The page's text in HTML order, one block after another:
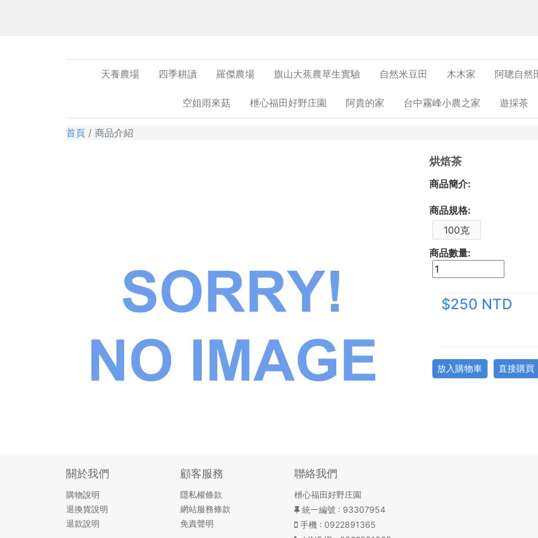
天養農場 四季耕讀 羅傑農場 旗山大蕉農草生實驗 自然米豆田 木木家 阿聰自然
空姐雨來菇 枻心福田好野庄園 阿貴的家 台中霧峰小農之家 遊採茶
首頁 商品介紹
烘焙茶
商品簡介:
商品規格:
100克
商品數量:
$250 NTD
放入購物車 直接購買
關於我們
購物說明
退換貨說明
退款說明
顧客服務
隱私權條款
網站服務條款
免責聲明
聯絡我們
枻心福田好野庄園
統一編號 : 93307954
手機 : 0922891365